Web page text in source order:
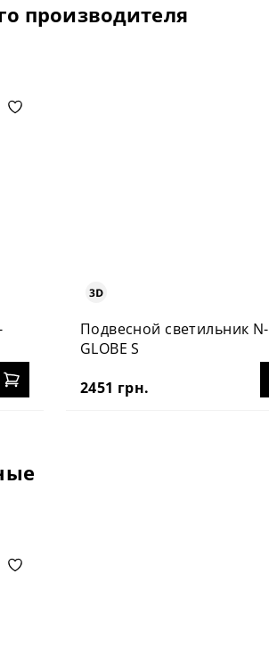
производителя
Подвесной светильник N-
GLOBE S
2451 грн.